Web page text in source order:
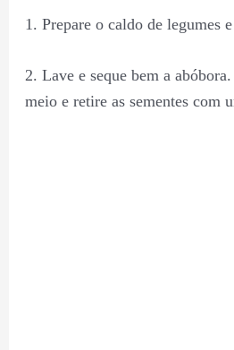
1. Prepare o caldo de legumes
2. Lave e seque bem a
meio e retire as sementes com